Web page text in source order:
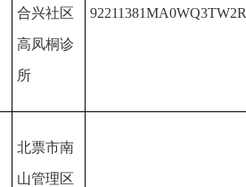
合兴社区
高凤桐诊
所
92211381MA0WQ3TW2R
北票市南
山管理区